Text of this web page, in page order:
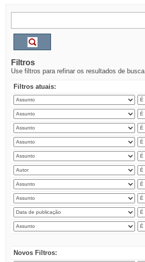
Filtros
Use filtros para refinar os resultados de busca.
Filtros atuais:
Novos Filtros: